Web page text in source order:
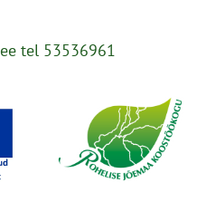
tel 53536961